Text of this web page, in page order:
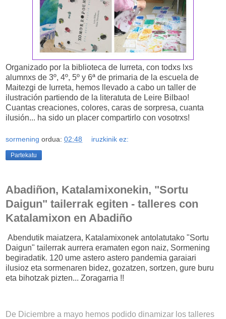
Organizado por la biblioteca de Iurreta, con todxs lxs
alumnxs de 3º, 4º, 5º y 6ª de primaria de la escuela de
Maitezgi de Iurreta, hemos llevado a cabo un taller de
ilustración partiendo de la literatuta de Leire Bilbao!
Cuantas creaciones, colores, caras de sorpresa, cuanta
ilusión... ha sido un placer compartirlo con vosotrxs!
sormening ordua: 02:48 iruzkinik ez:
Partekatu
Abadiñon, Katalamixonekin, "Sortu
Daigun" tailerrak egiten - talleres con
Katalamixon en Abadiño
Abendutik maiatzera, Katalamixonek antolatutako "Sortu
Daigun" tailerrak aurrera eramaten egon naiz, Sormening
begiradatik. 120 ume astero astero pandemia garaiari
ilusioz eta sormenaren bidez, gozatzen, sortzen, gure buru
eta bihotzak pizten... Zoragarria !!
De Diciembre a mayo hemos podido dinamizar los talleres